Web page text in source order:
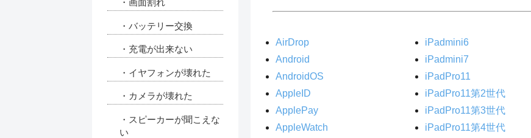
AirDrop
Android
AndroidOS
AppleID
ApplePay
AppleWatch
iPadmini6
iPadmini7
iPadPro11
iPadPro11第2世代
iPadPro11第3世代
iPadPro11第4世代
・画面割れ
・バッテリー交換
・充電が出来ない
・イヤフォンが壊れた
・カメラが壊れた
・スピーカーが聞こえな
い